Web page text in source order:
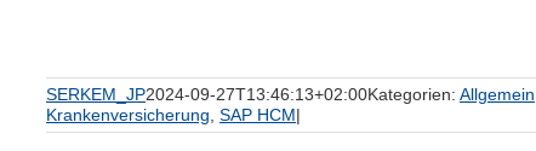
SERKEM_JP2024-09-27T13:46:13+02:00Kategorien: Allgemein
Krankenversicherung SAP HCM|